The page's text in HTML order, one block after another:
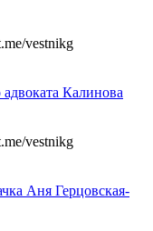
vestnikg
Калинова
vestnikg
Аня Герцовская-